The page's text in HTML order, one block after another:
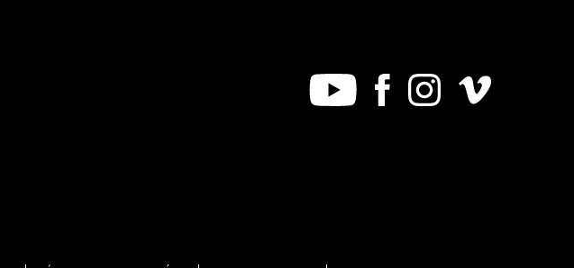
Youtube FacebookInstagram
Vimeo